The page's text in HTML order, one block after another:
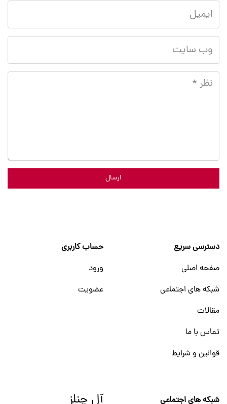
ارسال
دسترسی سریع
صفحه اصلی
شبکه های اجتماعی
مقالات
تماس با ما
قوانین و شرایط
حساب کاربری
ورود
عضویت
شبکه های اجتماعی آل چنلز